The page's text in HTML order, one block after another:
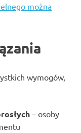
można
wymogów,
– osoby